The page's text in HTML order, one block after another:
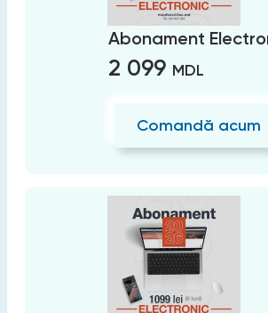
Abonament
2 099 MDL
Comandă acum